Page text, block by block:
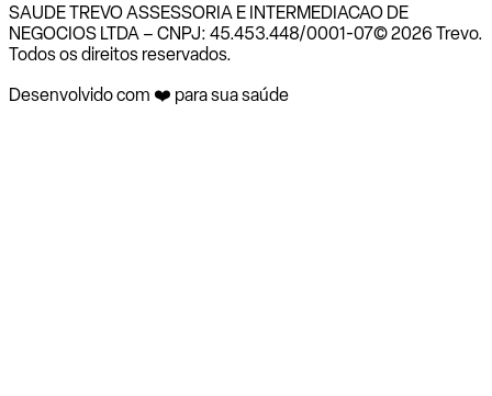
SAUDE TREVO ASSESSORIA E INTERMEDIACAO DE
NEGOCIOS LTDA – CNPJ: 45.453.448/0001-07© 2026 Trevo.
Todos os direitos reservados.
Desenvolvido com ❤️ para sua saúde